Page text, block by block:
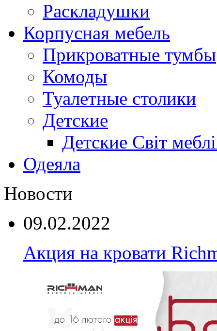
Раскладушки
Корпусная мебель
Прикроватные тумбы
Комоды
Туалетные столики
Детские
Детские Світ
Одеяла
Новости
09.02.2022
Акция на кровати